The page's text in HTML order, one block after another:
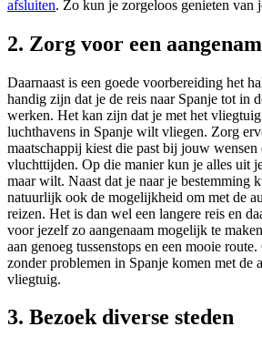
afsluiten. Zo kun je zorgeloos genieten van
2. Zorg voor een
Daarnaast is een goede voorbereiding het
handig zijn dat je de reis naar Spanje tot in
werken. Het kan zijn dat je met het
luchthavens in Spanje wilt vliegen. Zorg
maatschappij kiest die past bij jouw wensen
vluchttijden. Op die manier kun je alles uit
maar wilt. Naast dat je naar je bestemming
natuurlijk ook de mogelijkheid om met de
reizen. Het is dan wel een langere reis en
voor jezelf zo aangenaam mogelijk te
aan genoeg tussenstops en een mooie
zonder problemen in Spanje komen met de
vliegtuig.
3. Bezoek diverse steden